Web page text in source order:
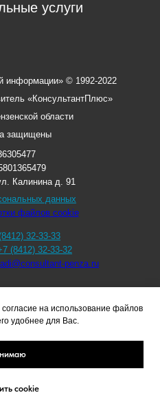
услуги
на использование файлов
удобнее для Вас.
cookie
информации» © 1992-2022
«КонсультантПлюс»
области
защищены
данных
файлов cookie
32-33-33
(8412) 32-33-32
Калинина д. 91
adi@consultant-penza.ru